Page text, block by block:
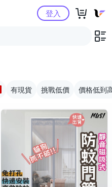
Yahoo購物中心登入
有現貨 挑戰低價 價格低到